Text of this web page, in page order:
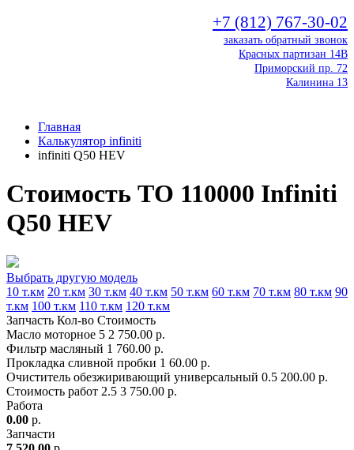
+7 (812) 767-30-02
заказать обратный звонок
Красных партизан 14В
Приморский пр. 72
Калинина 13
Главная
Калькулятор infiniti
infiniti Q50 HEV
Стоимость ТО 110000 Infiniti
Q50 HEV
Выбрать другую модель
10 т.км 20 т.км 30 т.км 40 т.км 50 т.км 60 т.км 70 т.км 80 т.км 90
т.км 100 т.км 110 т.км 120 т.км
Запчасть Кол-во Стоимость
Масло моторное 5 2 750.00 р.
Фильтр масляный 1 760.00 р.
Прокладка сливной пробки 1 60.00 р.
Очиститель обезжиривающий универсальный 0.5 200.00 р.
Стоимость работ 2.5 3 750.00 р.
Работа
0.00 р.
Запчасти